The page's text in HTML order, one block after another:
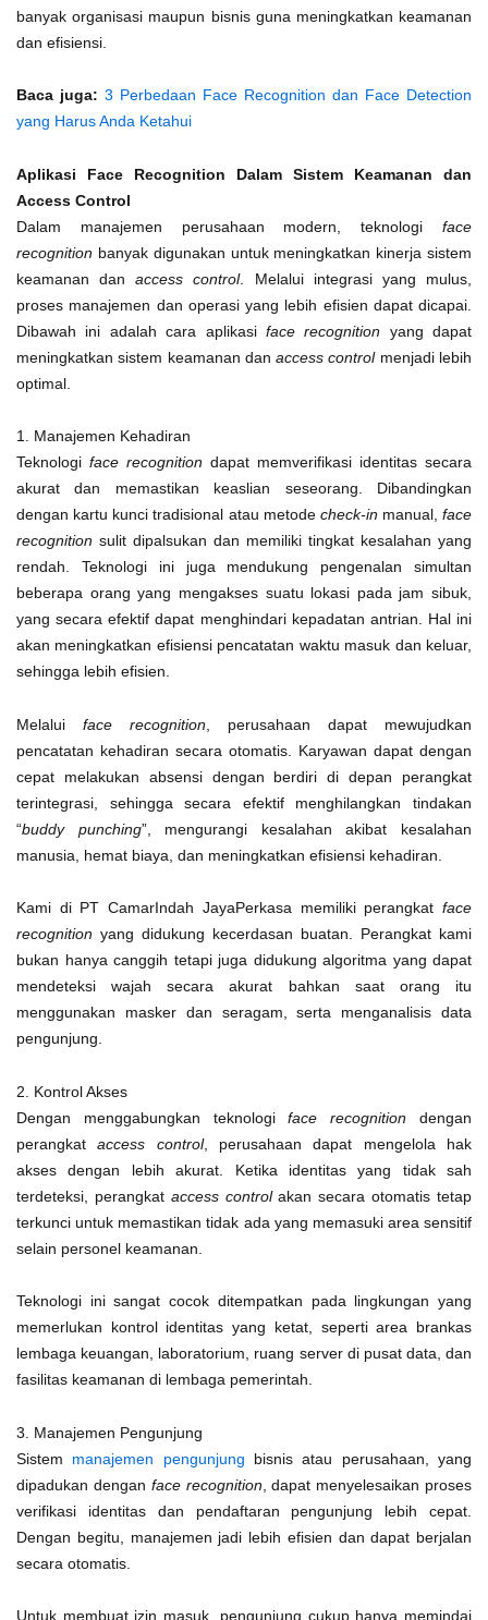
banyak organisasi maupun bisnis guna meningkatkan keamanan
dan efisiensi.
Baca juga: 3 Perbedaan Face Recognition dan Face Detection
yang Harus Anda Ketahui
Aplikasi Face Recognition Dalam Sistem Keamanan dan
Access Control
Dalam manajemen perusahaan modern, teknologi face
recognition banyak digunakan untuk meningkatkan kinerja sistem
keamanan danaccess control. Melalui integrasi yang mulus,
proses manajemen dan operasi yang lebih efisien dapat dicapai.
Dibawah ini adalah cara aplikasi face recognition yang dapat
meningkatkan sistem keamanan danaccess control menjadi lebih
optimal.
1. Manajemen Kehadiran
Teknologi face recognition dapat memverifikasi identitas secara
akurat dan memastikan keaslian seseorang. Dibandingkan
dengan kartu kunci tradisional atau metode check-in manual, face
recognition sulit dipalsukan dan memiliki tingkat kesalahan yang
rendah. Teknologi ini juga mendukung pengenalan simultan
beberapa orang yang mengakses suatu lokasi pada jam sibuk,
yang secara efektif dapat menghindari kepadatan antrian. Hal ini
akan meningkatkan efisiensi pencatatan waktu masuk dan keluar,
sehingga lebih efisien.
Melalui face recognition , perusahaan dapat mewujudkan
pencatatan kehadiran secara otomatis. Karyawan dapat dengan
cepat melakukan absensi dengan berdiri di depan perangkat
terintegrasi, sehingga secara efektif menghilangkan tindakan
“buddy punching”, mengurangi kesalahan akibat kesalahan
manusia, hemat biaya, dan meningkatkan efisiensi kehadiran.
Kami di PT CamarIndah JayaPerkasa memiliki perangkat face
recognition yang didukung kecerdasan buatan. Perangkat kami
bukan hanya canggih tetapi juga didukung algoritma yang dapat
mendeteksi wajah secara akurat bahkan saat orang itu
menggunakan masker dan seragam, serta menganalisis data
pengunjung.
2. Kontrol Akses
Dengan menggabungkan teknologiface recognition dengan
perangkataccess control, perusahaan dapat mengelola hak
akses dengan lebih akurat. Ketika identitas yang tidak sah
terdeteksi, perangkat access controlakan secara otomatis tetap
terkunci untuk memastikan tidak ada yang memasuki area sensitif
selain personel keamanan.
Teknologi ini sangat cocok ditempatkan pada lingkungan yang
memerlukan kontrol identitas yang ketat, seperti area brankas
lembaga keuangan, laboratorium, ruang server di pusat data, dan
fasilitas keamanan di lembaga pemerintah.
3. Manajemen Pengunjung
Sistem manajemen pengunjung bisnis atau perusahaan, yang
dipadukan dengan face recognition , dapat menyelesaikan proses
verifikasi identitas dan pendaftaran pengunjung lebih cepat.
Dengan begitu, manajemen jadi lebih efisien dan dapat berjalan
secara otomatis.
Untuk membuat izin masuk, pengunjung cukup hanya memindai